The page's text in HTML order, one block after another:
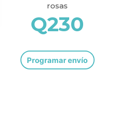
rosas
Q230
Programar envío